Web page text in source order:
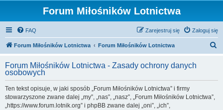
Forum Miłośników Lotnictwa
FAQ Zaloguj się
Zarejestruj się
Forum Miłośników Lotnictwa Forum Miłośników Lotnictwa
k
Forum Miłośników Lotnictwa - Zasady ochrony danych
osobowych
Ten tekst opisuje, w jaki sposób „Forum Miłośników Lotnictwa” i firmy
stowarzyszone zwane dalej „my”, „nas”, „nasz”, „Forum Miłośników Lotnictwa”,
„https://www.forum.lotnik.org” i phpBB zwane dalej „oni”, „ich”,